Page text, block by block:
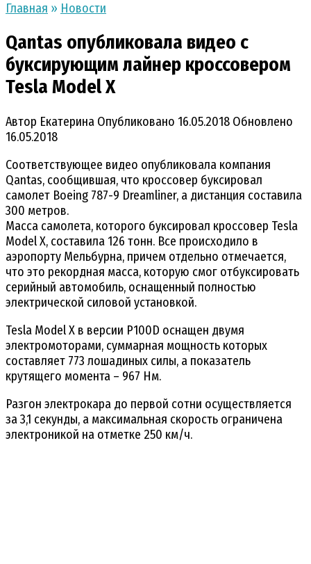
Главная » Новости
Qantas опубликовала видео с
буксирующим лайнер кроссовером
Tesla Model X
Автор Екатерина Опубликовано 16.05.2018 Обновлено
16.05.2018
Соответствующее видео опубликовала компания
Qantas, сообщившая, что кроссовер буксировал
самолет Boeing 787-9 Dreamliner, а дистанция составила
300 метров.
Масса самолета, которого буксировал кроссовер Tesla
Model X, составила 126 тонн. Все происходило в
аэропорту Мельбурна, причем отдельно отмечается,
что это рекордная масса, которую смог отбуксировать
серийный автомобиль, оснащенный полностью
электрической силовой установкой.
Tesla Model X в версии P100D оснащен двумя
электромоторами, суммарная мощность которых
составляет 773 лошадиных силы, а показатель
крутящего момента – 967 Нм.
Разгон электрокара до первой сотни осуществляется
за 3,1 секунды, а максимальная скорость ограничена
электроникой на отметке 250 км/ч.